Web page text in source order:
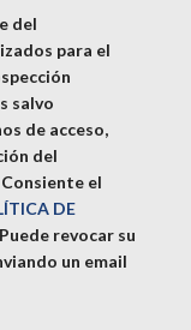
del
para el
salvo
de acceso,
del
Consiente el
DE
Puede revocar su
un email